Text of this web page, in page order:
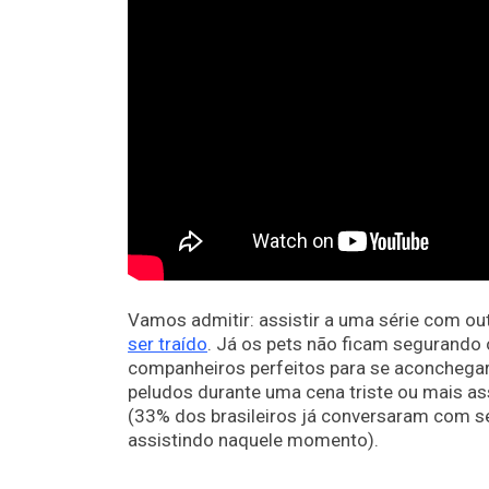
Vamos admitir: assistir a uma série com
ser traído. Já os pets não ficam
companheiros perfeitos para se
peludos durante uma cena triste ou mais
(33% dos brasileiros já conversaram com
assistindo naquele momento).